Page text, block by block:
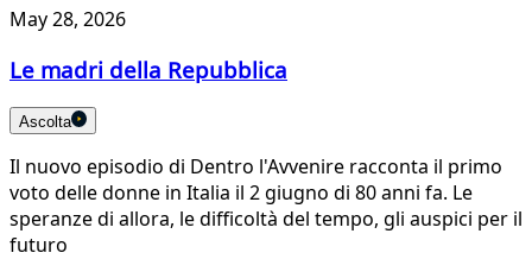
May 28, 2026
Le madri della Repubblica
Ascolta
Il nuovo episodio di Dentro l'Avvenire racconta il primo
voto delle donne in Italia il 2 giugno di 80 anni fa. Le
speranze di allora, le difficoltà del tempo, gli auspici per il
futuro